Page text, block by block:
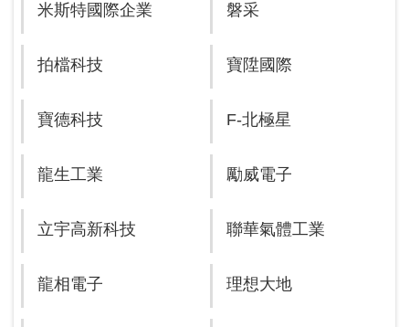
米斯特國際企業 磐采
拍檔科技 寶陞國際
寶德科技 F-北極星
龍生工業 勵威電子
立宇高新科技 聯華氣體工業
龍相電子 理想大地